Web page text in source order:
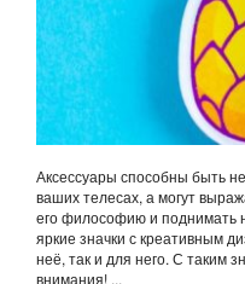
Аксессуары способны быть
ваших телесах, а могут
его философию и поднимать
яркие значки с креативным
неё, так и для него. С таким
внимания! ...